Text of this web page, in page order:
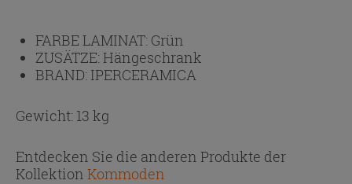
FARBE LAMINAT: Grün
ZUSÄTZE:Hängeschrank
BRAND: IPERCERAMICA
Gewicht: 13 kg
Entdecken Sie die anderen Produkte der
Kollektion Kommoden